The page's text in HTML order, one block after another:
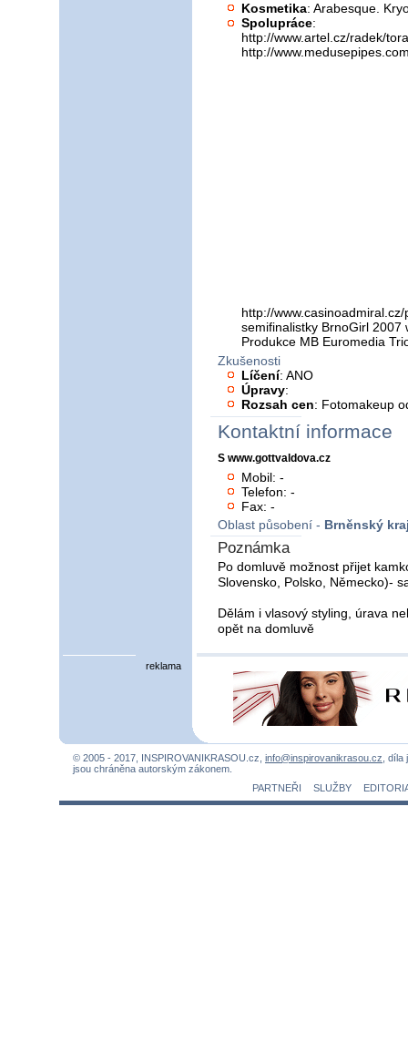
Kosmetika: Arabesque.
Spolupráce:
http://www.artel.cz/radek/
http://
http://
semifinalistky BrnoGirl 2007
Produkce MB Euromedia
Zkušenosti
Líčení: ANO
Úpravy:
Rozsah cen: Fotomakeup
Kontaktní informace
S www.gottvaldova.cz
Mobil: -
Telefon: -
Fax: -
Oblast působení - Brněnský
Poznámka
Po domluvě možnost přijet
Slovensko, Polsko, Německo)-
Dělám i vlasový styling, úrava
opět na domluvě
reklama
© 2005 - 2017, INSPIROVANIKRASOU.cz, info@inspirovanikrasou.cz ,
jsou chráněna autorským zákonem.
PARTNEŘI
SLUŽBY